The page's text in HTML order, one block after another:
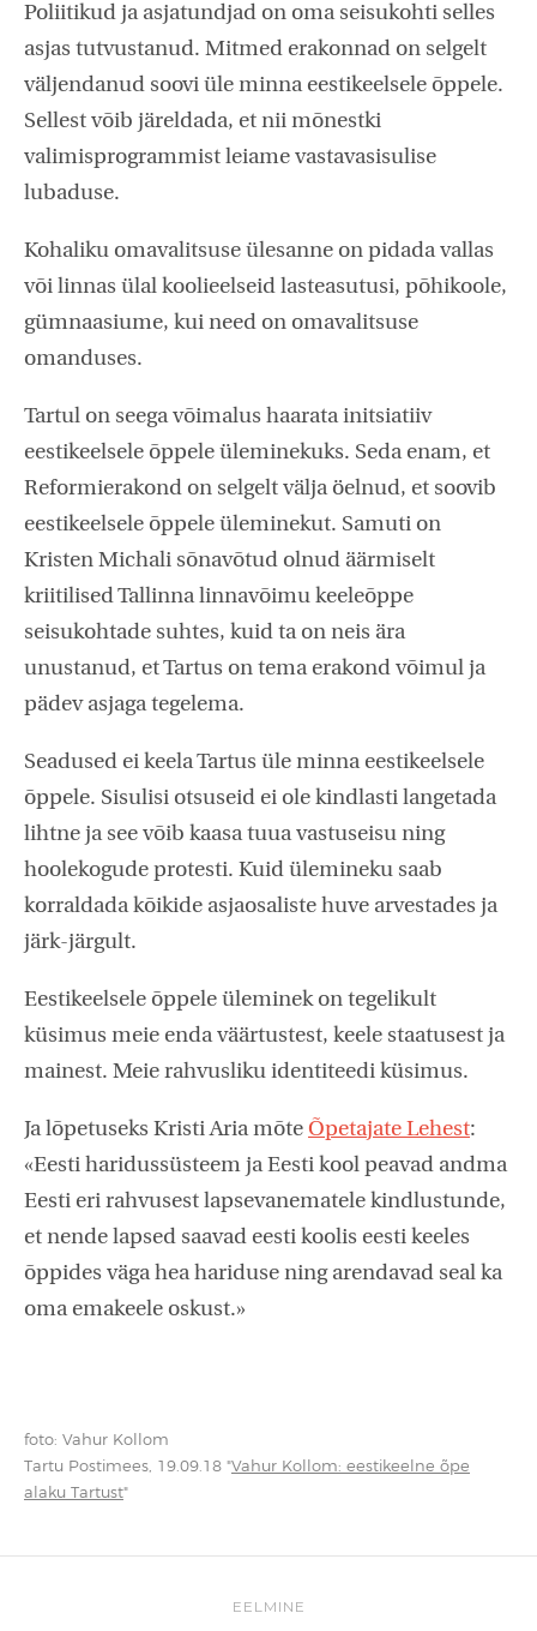
Poliitikud ja asjatundjad on oma seisukohti selles
asjas tutvustanud. Mitmed erakonnad on selgelt
väljendanud soovi üle minna eestikeelsele õppele.
Sellest võib järeldada, et nii mõnestki
valimisprogrammist leiame vastavasisulise
lubaduse.
Kohaliku omavalitsuse ülesanne on pidada vallas
või linnas ülal koolieelseid lasteasutusi, põhikoole,
gümnaasiume, kui need on omavalitsuse
omanduses.
Tartul on seega võimalus haarata initsiatiiv
eestikeelsele õppele üleminekuks. Seda enam, et
Reformierakond on selgelt välja öelnud, et soovib
eestikeelsele õppele üleminekut. Samuti on
Kristen Michali sõnavõtud olnud äärmiselt
kriitilised Tallinna linnavõimu keeleõppe
seisukohtade suhtes, kuid ta on neis ära
unustanud, et Tartus on tema erakond võimul ja
pädev asjaga tegelema.
Seadused ei keela Tartus üle minna eestikeelsele
õppele. Sisulisi otsuseid ei ole kindlasti langetada
lihtne ja see võib kaasa tuua vastuseisu ning
hoolekogude protesti. Kuid ülemineku saab
korraldada kõikide asjaosaliste huve arvestades ja
järk-järgult.
Eestikeelsele õppele üleminek on tegelikult
küsimus meie enda väärtustest, keele staatusest ja
mainest. Meie rahvusliku identiteedi küsimus.
Ja lõpetuseks Kristi Aria mõte Õpetajate Lehest:
«Eesti haridussüsteem ja Eesti kool peavad andma
Eesti eri rahvusest lapsevanematele kindlustunde,
et nende lapsed saavad eesti koolis eesti keeles
õppides väga hea hariduse ning arendavad seal ka
oma emakeele oskust.»
foto: Vahur Kollom
Tartu Postimees, 19.09.18 "Vahur Kollom: eestikeelne õpe
alaku Tartust"
EELMINE